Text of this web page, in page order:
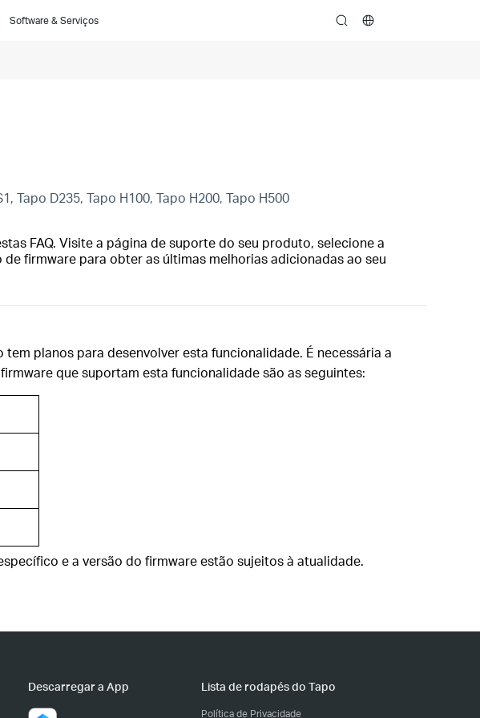
Software & Serviços search
Tapo D235, Tapo H100, Tapo H200, Tapo H500
FAQ. Visite a página de suporte do seu produto, selecione a
firmware para obter as últimas melhorias adicionadas ao seu
planos para desenvolver esta funcionalidade. É necessária a
que suportam esta funcionalidade são as seguintes:
e a versão do firmware estão sujeitos à atualidade.
Descarregar a App Lista de rodapés do Tapo
Política de Privacidade